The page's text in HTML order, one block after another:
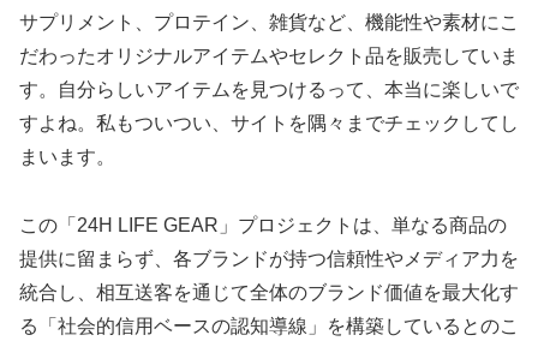
サプリメント、プロテイン、雑貨など、機能性や素材にこ
だわったオリジナルアイテムやセレクト品を販売していま
す。自分らしいアイテムを見つけるって、本当に楽しいで
すよね。私もついつい、サイトを隅々までチェックしてし
まいます。
この「24H LIFE GEAR」プロジェクトは、単なる商品の
提供に留まらず、各ブランドが持つ信頼性やメディア力を
統合し、相互送客を通じて全体のブランド価値を最大化す
る「社会的信用ベースの認知導線」を構築しているとのこ